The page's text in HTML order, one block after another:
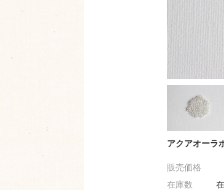
アクアオーラ
販売価格
在庫数